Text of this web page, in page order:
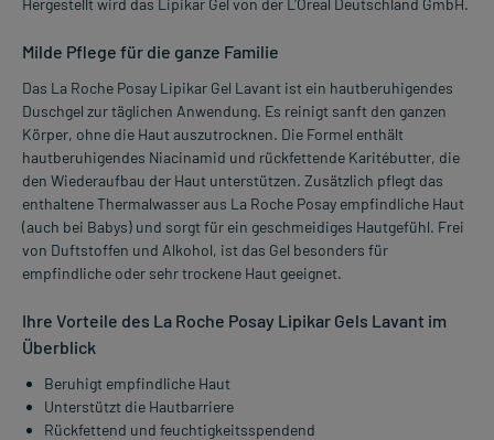
Milde Pflege für die ganze Familie
Das La Roche Posay Lipikar Gel Lavant ist ein hautberuhigendes
Duschgel zur täglichen Anwendung. Es reinigt sanft den ganzen
Körper, ohne die Haut auszutrocknen. Die Formel enthält
hautberuhigendes Niacinamid und rückfettende Karitébutter, die
den Wiederaufbau der Haut unterstützen. Zusätzlich pflegt das
enthaltene Thermalwasser aus La Roche Posay empfindliche Haut
(auch bei Babys) und sorgt für ein geschmeidiges Hautgefühl. Frei
von Duftstoffen und Alkohol, ist das Gel besonders für
empfindliche oder sehr trockene Haut geeignet.
Ihre Vorteile des La Roche Posay Lipikar Gels Lavant im
Überblick
Beruhigt empfindliche Haut
Unterstützt die Hautbarriere
Rückfettend und feuchtigkeitsspendend